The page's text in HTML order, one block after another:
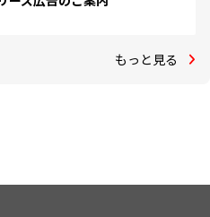
もっと見る